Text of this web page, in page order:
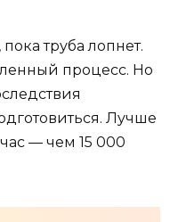
труба лопнет.
процесс. Но
Лучше
— чем 15 000